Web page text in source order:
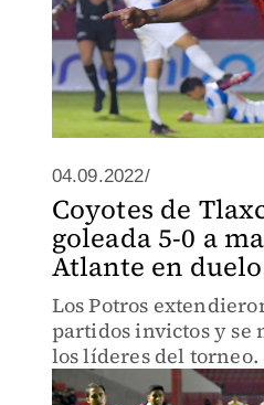
04.09.2022/
Coyotes de
goleada 5-0 a
Atlante en
Los Potros
partidos invictos y se
los líderes del torneo.